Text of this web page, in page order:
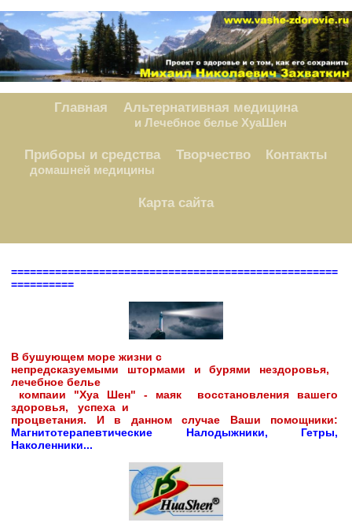
Главная Альтернативная медицина
и Лечебное белье ХуаШен
Приборы и средства
домашней медицины
Творчество Контакты
Карта сайта
====================================================
==========
В бушующем море жизни с
непредсказуемыми штормами и бурями нездоровья,
лечебное белье
здоровья,   успеха  и
процветания. И в данном случае Ваши помощники:
Магнитотерапевтические Налодыжники, Гетры,
Наколенники...